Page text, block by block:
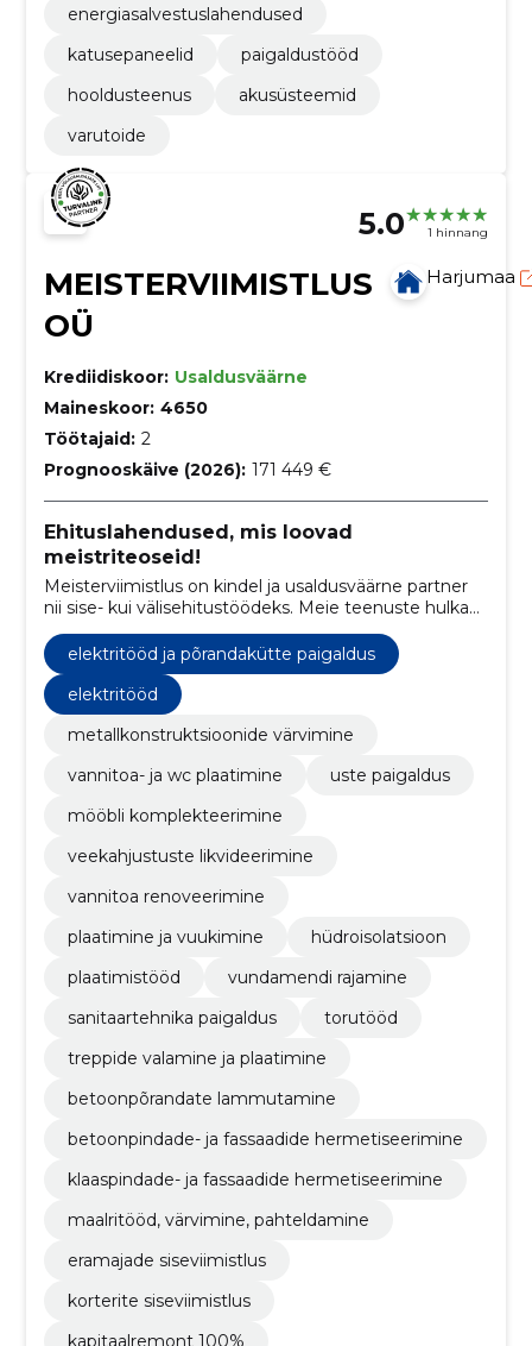
energiasalvestuslahendused
katusepaneelid
paigaldustööd
hooldusteenus
akusüsteemid
varutoide
5.0 1 hinnang
MEISTERVIIMISTLUS
OÜ
Harjumaa
Krediidiskoor: Usaldusväärne
Maineskoor: 4650
Töötajaid: 2
Prognooskäive (2026): 171 449 €
Ehituslahendused, mis loovad
meistriteoseid!
Meisterviimistlus on kindel ja usaldusväärne partner
nii sise- kui välisehitustöödeks. Meie teenuste hulka
siseviimistlustööd ja parketipaigaldus. Meie
professionaalne tiim tagab tipptasemel töö ja
klientide rahulolu.
elektritööd ja põrandakütte paigaldus
elektritööd
metallkonstruktsioonide värvimine
vannitoa- ja wc plaatimine
uste paigaldus
mööbli komplekteerimine
veekahjustuste likvideerimine
vannitoa renoveerimine
plaatimine ja vuukimine
hüdroisolatsioon
plaatimistööd
vundamendi rajamine
sanitaartehnika paigaldus
torutööd
treppide valamine ja plaatimine
betoonpõrandate lammutamine
betoonpindade- ja fassaadide hermetiseerimine
klaaspindade- ja fassaadide hermetiseerimine
maalritööd, värvimine, pahteldamine
eramajade siseviimistlus
korterite siseviimistlus
kapitaalremont 100%